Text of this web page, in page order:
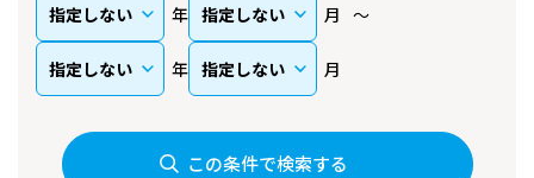
年 月
年 月
この条件で検索する